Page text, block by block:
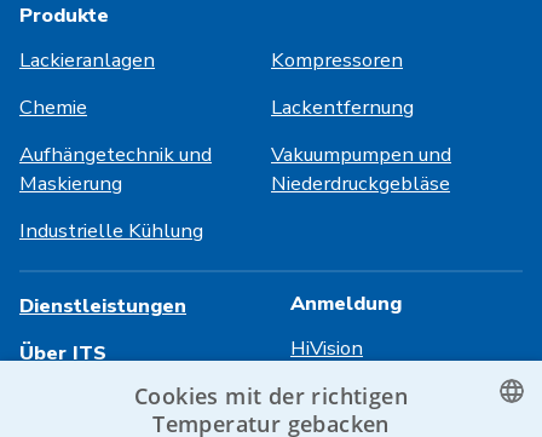
Produkte
Lackieranlagen
Kompressoren
Chemie
Lackentfernung
Aufhängetechnik und
Maskierung
Vakuumpumpen und
Niederdruckgebläse
Industrielle Kühlung
Dienstleistungen
Über ITS
Anmeldung
HiVision
Technische Datenblätter
Cookies mit der richtigen
Temperatur gebacken